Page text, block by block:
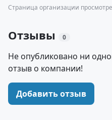
Страница организации
Отзывы 0
Не опубликовано ни
отзыв о компании!
Добавить отзыв